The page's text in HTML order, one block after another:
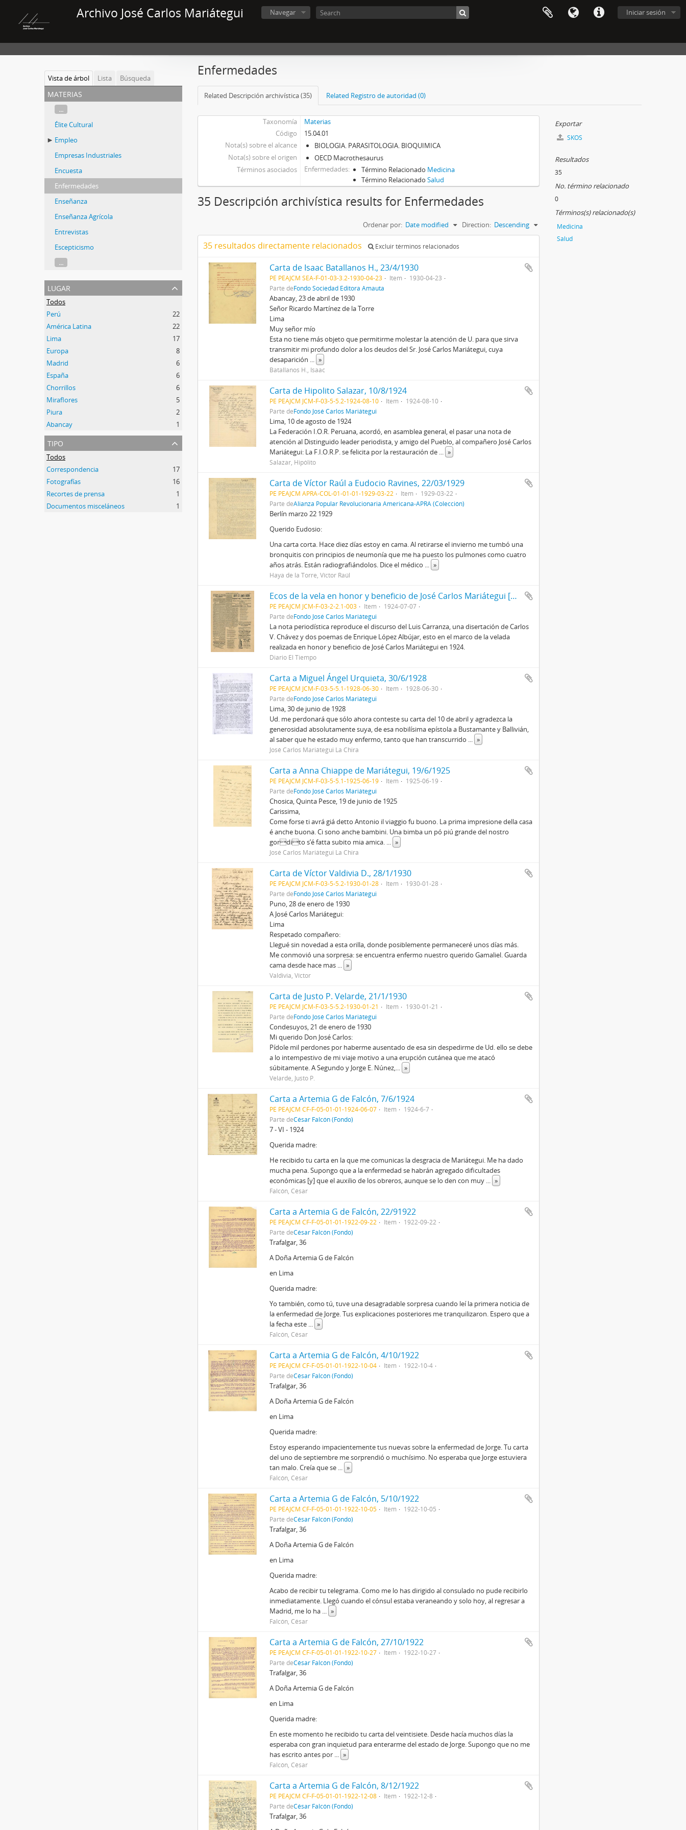
Archivo José Carlos Mariátegui Iniciar sesión
Navegar
Vista de árbol Lista Búsqueda
materias
...
Élite Cultural
Empleo
Empresas Industriales
Encuesta
Enfermedades
Enseñanza
Enseñanza Agrícola
Entrevistas
Escepticismo
...
lugar
Todos
Perú
22
América Latina
22
Lima
17
Europa
8
Madrid
6
España
6
Chorrillos
6
Miraflores
5
Piura
2
Abancay
1
tipo
Todos
Correspondencia
17
Fotografías
16
Recortes de prensa
1
Documentos misceláneos
1
Enfermedades
Related Descripción archivística (35) Related Registro de autoridad (0)
Taxonomía
Materias
Código
15.04.01
Nota(s) sobre el alcance
BIOLOGIA. PARASITOLOGIA. BIOQUIMICA
Nota(s) sobre el origen
OECD Macrothesaurus
Términos asociados
Enfermedades Término Relacionado Medicina
Término RelacionadoSalud
35 Descripción archivística results for Enfermedades
Ordenar por: Date modified Direction: Descending
35 resultados directamente relacionados Excluir términos relacionados
Carta de Isaac Batallanos H., 23/4/1930
PE PEAJCM SEA-F-01-03-3.2-1930-04-23 Item
1930-04-23
Parte deFondo Sociedad Editora Amauta
Abancay, 23 de abril de 1930
Señor Ricardo Martínez de la Torre
Lima
Muy señor mío
Esta no tiene más objeto que permitirme molestar la atención de U. para que sirva
transmitir mi profundo dolor a los deudos del Sr. José Carlos Mariátegui, cuya
desaparición ... »
Batallanos H., Isaac
Carta de Hipolito Salazar, 10/8/1924
PE PEAJCM JCM-F-03-5-5.2-1924-08-10 Item
1924-08-10
Parte deFondo José Carlos Mariátegui
Lima, 10 de agosto de 1924
La Federación I.O.R. Peruana, acordó, en asamblea general, el pasar una nota de
atención al Distinguido leader periodista, y amigo del Pueblo, al compañero José Carlos
Mariátegui: La F.I.O.R.P. se felicita por la restauración de ... »
Salazar, Hipólito
Carta de Víctor Raúl a Eudocio Ravines, 22/03/1929
PE PEAJCM APRA-COL-01-01-01-1929-03-22 Item
1929-03-22
Parte deAlianza Popular Revolucionaria Americana-APRA (Colección)
Berlín marzo 22 1929
Querido Eudosio:
Una carta corta. Hace diez días estoy en cama. Al retirarse el invierno me tumbó una
bronquitis con principios de neumonía que me ha puesto los pulmones como cuatro
años atrás. Están radiografiándolos. Dice el médico ... »
Haya de la Torre, Víctor Raúl
Ecos de la vela en honor y beneficio de José Carlos Mariátegui [Recortes de Prensa]
PE PEAJCM JCM-F-03-2-2.1-003 Item
1924-07-07
Parte deFondo José Carlos Mariátegui
La nota periodística reproduce el discurso del Luis Carranza, una disertación de Carlos
V. Chávez y dos poemas de Enrique López Albújar, esto en el marco de la velada
realizada en honor y beneficio de José Carlos Mariátegui en 1924.
Diario El Tiempo
Carta a Miguel Ángel Urquieta, 30/6/1928
PE PEAJCM JCM-F-03-5-5.1-1928-06-30 Item
1928-06-30
Parte deFondo José Carlos Mariátegui
Lima, 30 de junio de 1928
Ud. me perdonará que sólo ahora conteste su carta del 10 de abril y agradezca la
generosidad absolutamente suya, de esa nobilísima epístola a Bustamante y Ballivián,
al saber que he estado muy enfermo, tanto que han transcurrido ... »
José Carlos Mariátegui La Chira
Carta a Anna Chiappe de Mariátegui, 19/6/1925
PE PEAJCM JCM-F-03-5-5.1-1925-06-19 Item
1925-06-19
Parte deFondo José Carlos Mariátegui
Chosica, Quinta Pesce, 19 de junio de 1925
Carissima,
Come forse ti avrá giá detto Antonio il viaggio fu buono. La prima impresione della casa
é anche buona. Ci sono anche bambini. Una bimba un pó piú grande del nostro
gordito s’é fatta subito mia amica. ... »
José Carlos Mariátegui La Chira
Carta de Víctor Valdivia D., 28/1/1930
PE PEAJCM JCM-F-03-5-5.2-1930-01-28 Item
1930-01-28
Parte deFondo José Carlos Mariátegui
Puno, 28 de enero de 1930
A José Carlos Mariátegui:
Lima
Respetado compañero:
Llegué sin novedad a esta orilla, donde posiblemente permaneceré unos días más.
Me conmovió una sorpresa: se encuentra enfermo nuestro querido Gamaliel. Guarda
cama desde hace mas ... »
Valdivia, Víctor
Carta de Justo P. Velarde, 21/1/1930
PE PEAJCM JCM-F-03-5-5.2-1930-01-21 Item
1930-01-21
Parte deFondo José Carlos Mariátegui
Condesuyos, 21 de enero de 1930
Mi querido Don José Carlos:
Pídole mil perdones por haberme ausentado de esa sin despedirme de Ud. ello se debe
a lo intempestivo de mi viaje motivo a una erupción cutánea que me atacó
súbitamente. A Segundo y Jorge E. Núnez,... »
Velarde, Justo P.
Carta a Artemia G de Falcón, 7/6/1924
PE PEAJCM CF-F-05-01-01-1924-06-07 Item
1924-6-7
Parte deCésar Falcón (Fondo)
7 - VI - 1924
Querida madre:
He recibido tu carta en la que me comunicas la desgracia de Mariátegui. Me ha dado
mucha pena. Supongo que a la enfermedad se habrán agregado dificultades
económicas [y] que el auxilio de los obreros, aunque se lo den con muy ... »
Falcón, César
Carta a Artemia G de Falcón, 22/91922
PE PEAJCM CF-F-05-01-01-1922-09-22 Item
1922-09-22
Parte deCésar Falcón (Fondo)
Trafalgar, 36
A Doña Artemia G de Falcón
en Lima
Querida madre:
Yo también, como tú, tuve una desagradable sorpresa cuando leí la primera noticia de
la enfermedad de Jorge. Tus explicaciones posteriores me tranquilizaron. Espero que a
la fecha este ... »
Falcón, César
Carta a Artemia G de Falcón, 4/10/1922
PE PEAJCM CF-F-05-01-01-1922-10-04 Item
1922-10-4
Parte deCésar Falcón (Fondo)
Trafalgar, 36
A Doña Artemia G de Falcón
en Lima
Querida madre:
Estoy esperando impacientemente tus nuevas sobre la enfermedad de Jorge. Tu carta
del uno de septiembre me sorprendió o muchísimo. No esperaba que Jorge estuviera
tan malo. Creía que se ... »
Falcón, César
Carta a Artemia G de Falcón, 5/10/1922
PE PEAJCM CF-F-05-01-01-1922-10-05 Item
1922-10-05
Parte deCésar Falcón (Fondo)
Trafalgar, 36
A Doña Artemia G de Falcón
en Lima
Querida madre:
Acabo de recibir tu telegrama. Como me lo has dirigido al consulado no pude recibirlo
inmediatamente. Llegó cuando el cónsul estaba veraneando y solo hoy, al regresar a
Madrid, me lo ha ... »
Falcón, César
Carta a Artemia G de Falcón, 27/10/1922
PE PEAJCM CF-F-05-01-01-1922-10-27 Item
1922-10-27
Parte deCésar Falcón (Fondo)
Trafalgar, 36
A Doña Artemia G de Falcón
en Lima
Querida madre:
En este momento he recibido tu carta del veintisiete. Desde hacía muchos días la
esperaba con gran inquietud para enterarme del estado de Jorge. Supongo que no me
has escrito antes por ... »
Falcón, César
Carta a Artemia G de Falcón, 8/12/1922
PE PEAJCM CF-F-05-01-01-1922-12-08 Item
1922-12-8
Parte deCésar Falcón (Fondo)
Trafalgar, 36
Exportar
SKOS
Resultados
35
No. término relacionado
0
Términos(s) relacionado(s)
Medicina
Salud